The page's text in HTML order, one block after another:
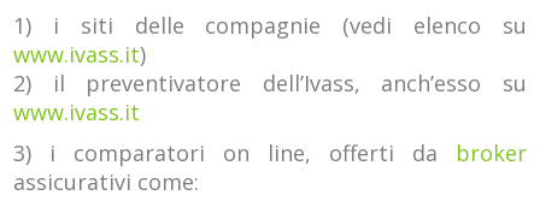
1) i siti delle compagnie (vedi elenco su
www.ivass.it)
2) il preventivatore dell’Ivass, anch’esso su
www.ivass.it
3) i comparatori on line, offerti da broker
assicurativi come: